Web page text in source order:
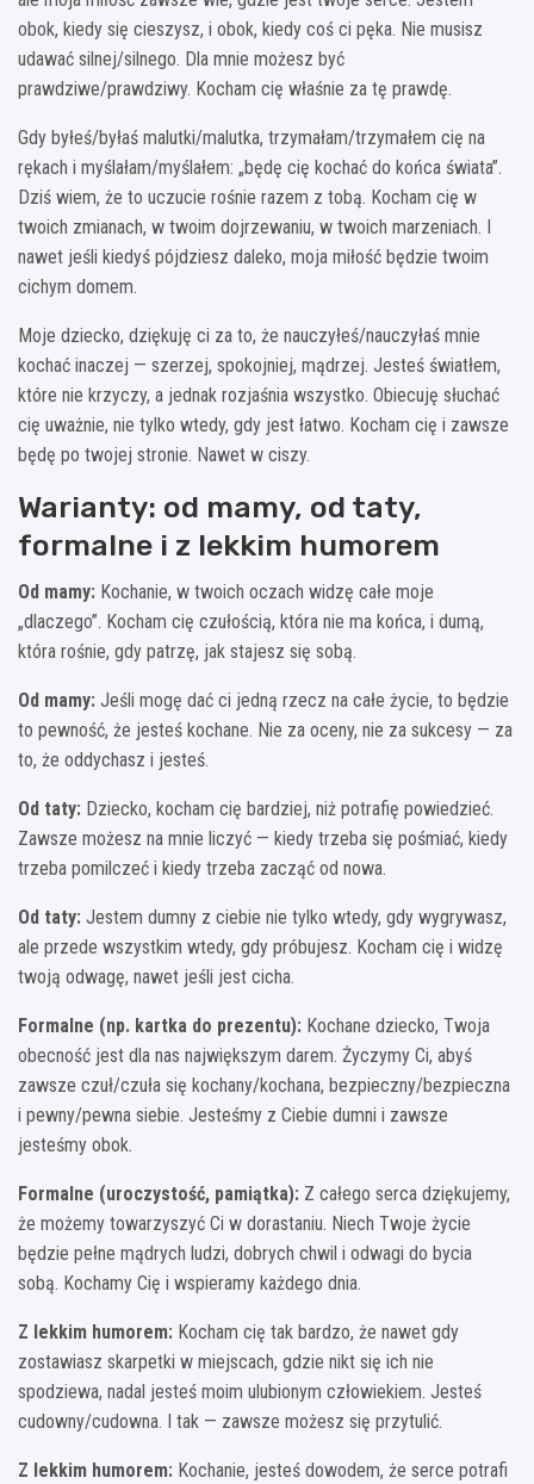
obok, kiedy się cieszysz, i obok, kiedy coś ci pęka. Nie musisz
udawać silnej/silnego. Dla mnie możesz być
prawdziwe/prawdziwy. Kocham cię właśnie za tę prawdę.
Gdy byłeś/byłaś malutki/malutka, trzymałam/trzymałem cię na
rękach i myślałam/myślałem: „będę cię kochać do końca świata”.
Dziś wiem, że to uczucie rośnie razem z tobą. Kocham cię w
twoich zmianach, w twoim dojrzewaniu, w twoich marzeniach. I
nawet jeśli kiedyś pójdziesz daleko, moja miłość będzie twoim
cichym domem.
Moje dziecko, dziękuję ci za to, że nauczyłeś/nauczyłaś mnie
kochać inaczej — szerzej, spokojniej, mądrzej. Jesteś światłem,
które nie krzyczy, a jednak rozjaśnia wszystko. Obiecuję słuchać
cię uważnie, nie tylko wtedy, gdy jest łatwo. Kocham cię i zawsze
będę po twojej stronie. Nawet w ciszy.
Warianty: od mamy, od taty,
formalne i z lekkim humorem
Od mamy: Kochanie, w twoich oczach widzę całe moje
„dlaczego”. Kocham cię czułością, która nie ma końca, i dumą,
która rośnie, gdy patrzę, jak stajesz się sobą.
Od mamy: Jeśli mogę dać ci jedną rzecz na całe życie, to będzie
to pewność, że jesteś kochane. Nie za oceny, nie za sukcesy — za
to, że oddychasz i jesteś.
Od taty: Dziecko, kocham cię bardziej, niż potrafię powiedzieć.
Zawsze możesz na mnie liczyć — kiedy trzeba się pośmiać, kiedy
trzeba pomilczeć i kiedy trzeba zacząć od nowa.
Od taty: Jestem dumny z ciebie nie tylko wtedy, gdy wygrywasz,
ale przede wszystkim wtedy, gdy próbujesz. Kocham cię i widzę
twoją odwagę, nawet jeśli jest cicha.
Formalne (np. kartka do prezentu): Kochane dziecko, Twoja
obecność jest dla nas największym darem. Życzymy Ci, abyś
zawsze czuł/czuła się kochany/kochana, bezpieczny/bezpieczna
i pewny/pewna siebie. Jesteśmy z Ciebie dumni i zawsze
jesteśmy obok.
Formalne (uroczystość, pamiątka): Z całego serca dziękujemy,
że możemy towarzyszyć Ci w dorastaniu. Niech Twoje życie
będzie pełne mądrych ludzi, dobrych chwil i odwagi do bycia
sobą. Kochamy Cię i wspieramy każdego dnia.
Z lekkim humorem: Kocham cię tak bardzo, że nawet gdy
zostawiasz skarpetki w miejscach, gdzie nikt się ich nie
spodziewa, nadal jesteś moim ulubionym człowiekiem. Jesteś
cudowny/cudowna. I tak — zawsze możesz się przytulić.
Z lekkim humorem: Kochanie, jesteś dowodem, że serce potrafi